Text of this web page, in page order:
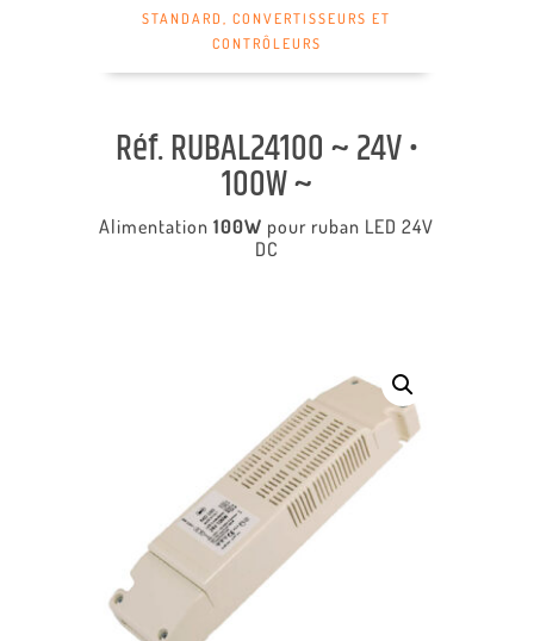
STANDARD,CONVERTISSEURS ET
CONTRÔLEURS
Réf. RUBAL24100 ~ 24V •
100W ~
Alimentation 100W pour ruban LED 24V
DC